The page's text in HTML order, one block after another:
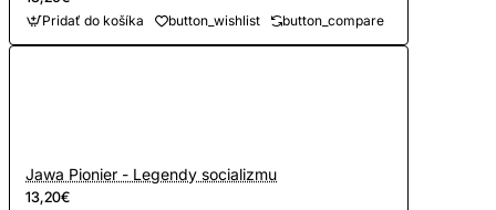
Pridať do košíka button_wishlist button_compare
Jawa Pionier - Legendy socializmu
13,20€